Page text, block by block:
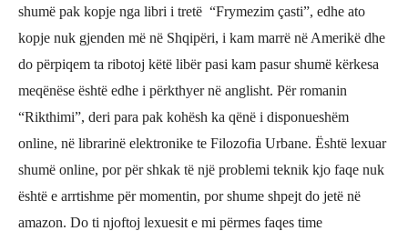
shumë pak kopje nga libri i tretë “Frymezim çasti”, edhe ato
kopje nuk gjenden më në Shqipëri, i kam marrë në Amerikë dhe
do përpiqem ta ribotoj këtë libër pasi kam pasur shumë kërkesa
meqënëse është edhe i përkthyer në anglisht. Për romanin
“Rikthimi”, deri para pak kohësh ka qënë i disponueshëm
online, në librarinë elektronike te Filozofia Urbane. Është lexuar
shumë online, por për shkak të një problemi teknik kjo faqe nuk
është e arrtishme për momentin, por shume shpejt do jetë në
amazon. Do ti njoftoj lexuesit e mi përmes faqes time